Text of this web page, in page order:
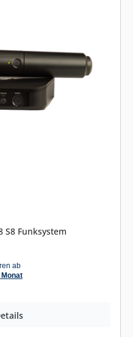
S8 Funksystem